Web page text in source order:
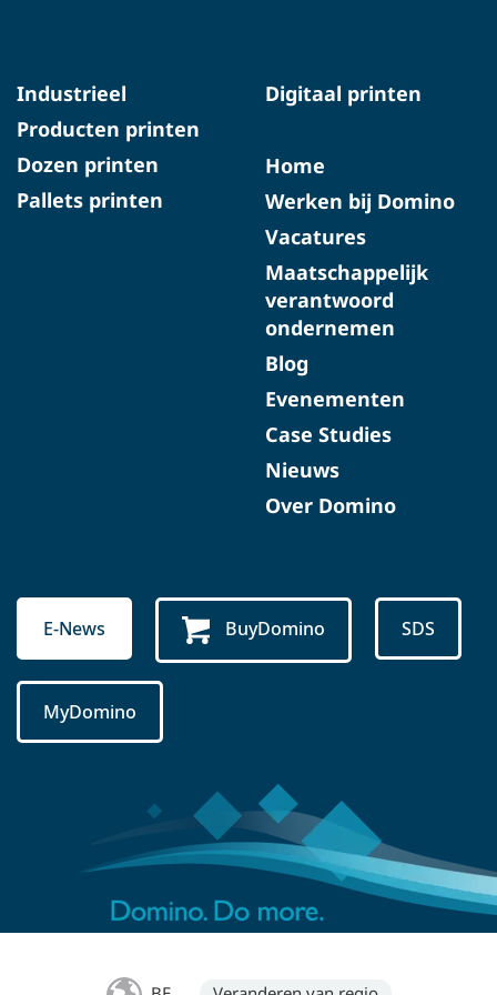
Industrieel
Producten printen
Dozen printen
Pallets printen
Digitaal printen
Home
Werken bij Domino
Vacatures
Maatschappelijk
verantwoord
ondernemen
Blog
Evenementen
Case Studies
Nieuws
Over Domino
E-News BuyDomino SDS
MyDomino